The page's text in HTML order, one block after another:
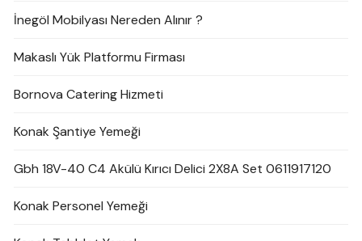
İnegöl Mobilyası Nereden Alınır ?
Makaslı Yük Platformu Firması
Bornova Catering Hizmeti
Konak Şantiye Yemeği
Gbh 18V-40 C4 Akülü Kırıcı Delici 2X8A Set 0611917120
Konak Personel Yemeği